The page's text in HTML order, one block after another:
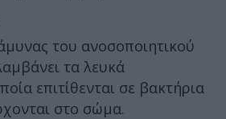
του ανοσοποιητικού
τα λευκά
επιτίθενται σε βακτήρια
στο σώμα.